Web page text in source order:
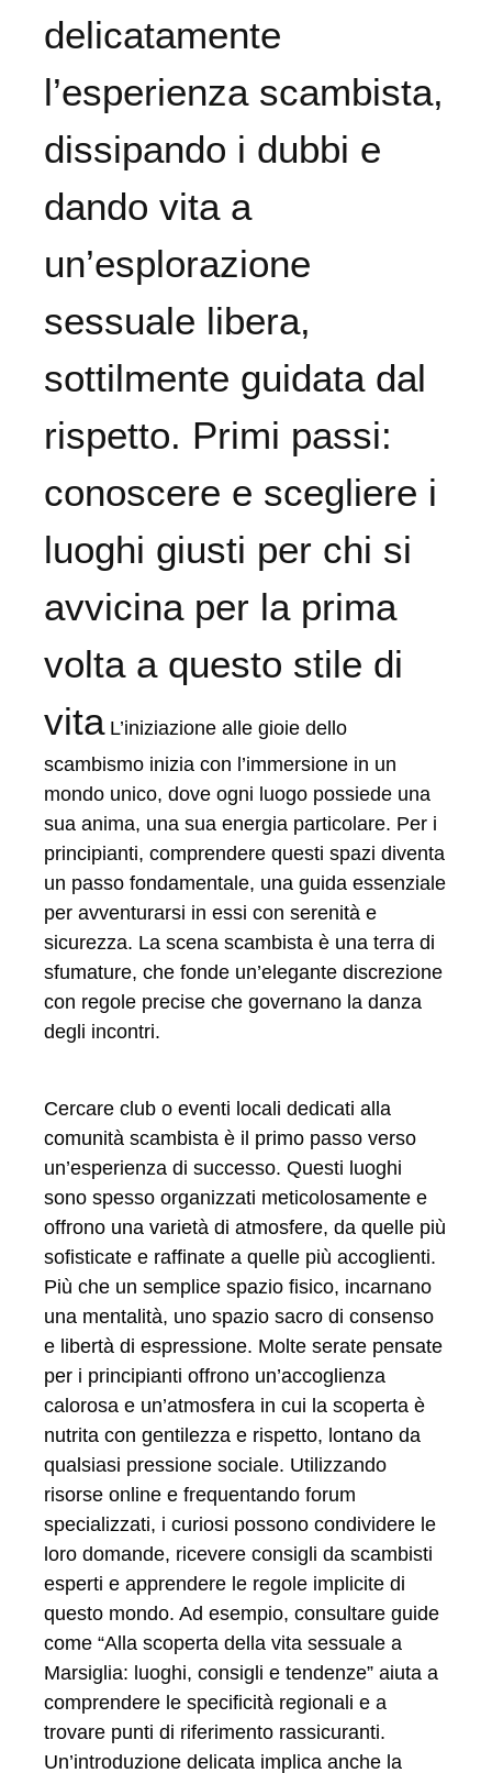
delicatamente
l’esperienza scambista,
dissipando i dubbi e
dando vita a
un’esplorazione
sessuale libera,
sottilmente guidata dal
rispetto. Primi passi:
conoscere e scegliere i
luoghi giusti per chi si
avvicina per la prima
volta a questo stile di
vitaL’iniziazione alle gioie dello
scambismo inizia con l’immersione in un
mondo unico, dove ogni luogo possiede una
sua anima, una sua energia particolare. Per i
principianti, comprendere questi spazi diventa
un passo fondamentale, una guida essenziale
per avventurarsi in essi con serenità e
sicurezza. La scena scambista è una terra di
sfumature, che fonde un’elegante discrezione
con regole precise che governano la danza
degli incontri.
Cercare club o eventi locali dedicati alla
comunità scambista è il primo passo verso
un’esperienza di successo. Questi luoghi
sono spesso organizzati meticolosamente e
offrono una varietà di atmosfere, da quelle più
sofisticate e raffinate a quelle più accoglienti.
Più che un semplice spazio fisico, incarnano
una mentalità, uno spazio sacro di consenso
e libertà di espressione. Molte serate pensate
per i principianti offrono un’accoglienza
calorosa e un’atmosfera in cui la scoperta è
nutrita con gentilezza e rispetto, lontano da
qualsiasi pressione sociale. Utilizzando
risorse online e frequentando forum
specializzati, i curiosi possono condividere le
loro domande, ricevere consigli da scambisti
esperti e apprendere le regole implicite di
questo mondo. Ad esempio, consultare guide
come “Alla scoperta della vita sessuale a
Marsiglia: luoghi, consigli e tendenze” aiuta a
comprendere le specificità regionali e a
trovare punti di riferimento rassicuranti.
Un’introduzione delicata implica anche la